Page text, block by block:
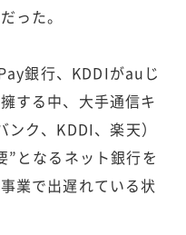
った。
銀行、KDDIがauじ
する中、大手通信キ
ク、KDDI、楽天）
”となるネット銀行を
業で出遅れている状